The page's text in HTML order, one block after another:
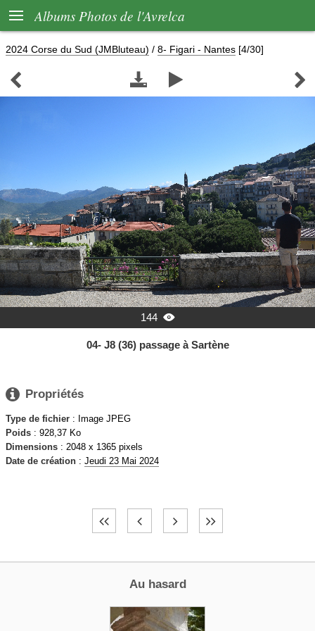
 Albums Photos de l'Avrelca
2024 Corse du Sud (JMBluteau) / 8- Figari - Nantes [4/30]
   
144 
04- J8 (36) passage à Sartène
 Propriétés
Type de fichier : Image JPEG
Poids : 928,37 Ko
Dimensions : 2048 x 1365 pixels
Date de création : Jeudi 23 Mai 2024
Au hasard